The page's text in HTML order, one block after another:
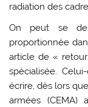
radiation des
On peut se
proportionnée
article de « retour
spécialisée.
écrire, dès lors
armées (CEMA)